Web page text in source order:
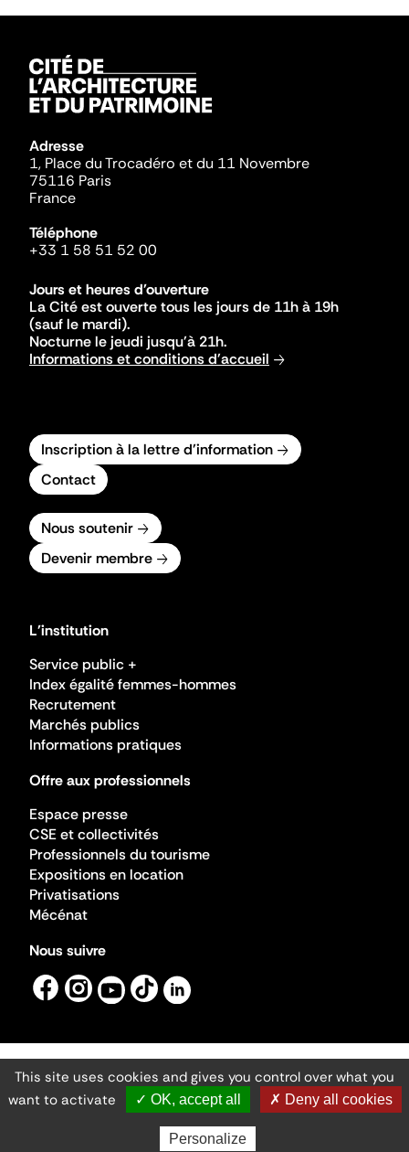
Adresse
1, Place du Trocadéro et du 11 Novembre
75116 Paris
France
Téléphone
+33 1 58 51 52 00
Jours et heures d'ouverture
La Cité est ouverte tous les jours de 11h à 19h
(sauf le mardi).
Nocturne le jeudi jusqu'à 21h.
Informations et conditions d'accueil
Inscription à la lettre d'information
Contact
Nous soutenir
Devenir membre
L'institution
Service public +
Index égalité femmes-hommes
Recrutement
Marchés publics
Informations pratiques
Offre aux professionnels
Espace presse
CSE et collectivités
Professionnels du tourisme
Expositions en location
Privatisations
Mécénat
Nous suivre
Mentions légales
Gestion des cookies
Accessibilité numérique
Ministère de la Culture ©2026
- Cité de l'architecture et du patrimoine
This site uses cookies and gives you control over what you
want to activate
✓ OK, accept all ✗ Deny all cookies
Personalize